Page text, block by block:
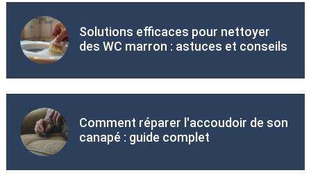
Solutions efficaces pour nettoyer
des WC marron : astuces et conseils
Comment réparer l'accoudoir de son
canapé : guide complet